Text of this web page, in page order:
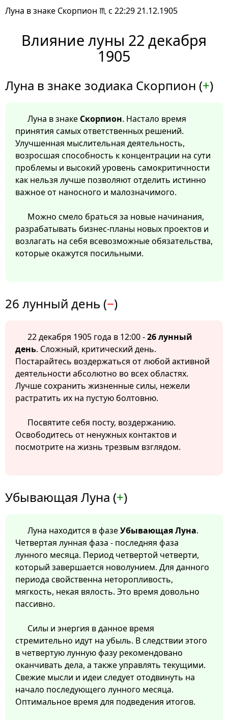
Луна в знаке Скорпион ♏ с 22:29 21.12.1905
Влияние луны 22 декабря
1905
Луна в знаке зодиака Скорпион (+)
Луна в знаке Скорпион. Настало время
принятия самых ответственных решений.
Улучшенная мыслительная деятельность,
возросшая способность к концентрации на сути
проблемы и высокий уровень самокритичности
как нельзя лучше позволяют отделить истинно
важное от наносного и малозначимого.
Можно смело браться за новые начинания,
разрабатывать бизнес-планы новых проектов и
возлагать на себя всевозможные обязательства,
которые окажутся посильными.
26 лунный день (−)
22 декабря 1905 года в 12:00 -26 лунный
день. Сложный, критический день.
Постарайтесь воздержаться от любой активной
деятельности абсолютно во всех областях.
Лучше сохранить жизненные силы, нежели
растратить их на пустую болтовню.
Посвятите себя посту, воздержанию.
Освободитесь от ненужных контактов и
посмотрите на жизнь трезвым взглядом.
Убывающая Луна (+)
Луна находится в фазеУбывающая Луна.
Четвертая лунная фаза - последняя фаза
лунного месяца. Период четвертой четверти,
который завершается новолунием. Для данного
периода свойственна неторопливость,
мягкость, некая вялость. Это время довольно
пассивно.
Силы и энергия в данное время
стремительно идут на убыль. В следствии этого
в четвертую лунную фазу рекомендовано
оканчивать дела, а также управлять текущими.
Свежие мысли и идеи следует отодвинуть на
начало последующего лунного месяца.
Оптимальное время для подведения итогов.